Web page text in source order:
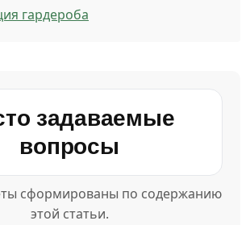
гардероба
задаваемые
вопросы
сформированы по содержанию
этой статьи.